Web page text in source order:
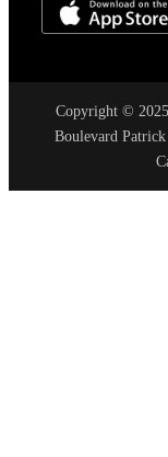
Copyright © 2025
Boulevard